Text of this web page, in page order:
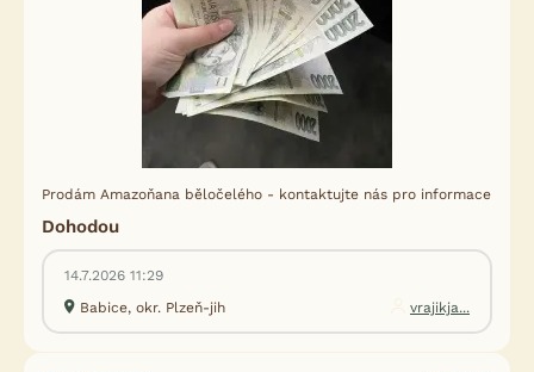
Prodám Amazoňana běločelého - kontaktujte nás pro informace
Dohodou
14.7.2026 11:29
Babice, okr. Plzeň-jih
vrajikja...